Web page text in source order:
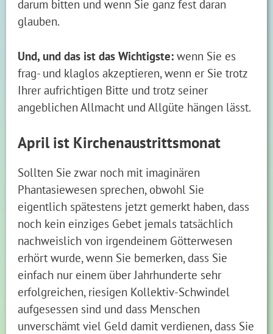
darum bitten und wenn Sie ganz fest daran
glauben.
Und, und das ist das Wichtigste: wenn Sie es
frag- und klaglos akzeptieren, wenn er Sie trotz
Ihrer aufrichtigen Bitte und trotz seiner
angeblichen Allmacht und Allgüte hängen lässt.
April ist Kirchenaustrittsmonat
Sollten Sie zwar noch mit imaginären
Phantasiewesen sprechen, obwohl Sie
eigentlich spätestens jetzt gemerkt haben, dass
noch kein einziges Gebet jemals tatsächlich
nachweislich von irgendeinem Götterwesen
erhört wurde, wenn Sie bemerken, dass Sie
einfach nur einem über Jahrhunderte sehr
erfolgreichen, riesigen Kollektiv-Schwindel
aufgesessen sind und dass Menschen
unverschämt viel Geld damit verdienen, dass Sie